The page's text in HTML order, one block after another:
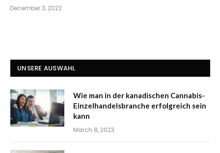
December 3, 2022
UNSERE AUSWAHL
Wie man in der kanadischen Cannabis-
Einzelhandelsbranche erfolgreich sein
kann
March 8, 2023